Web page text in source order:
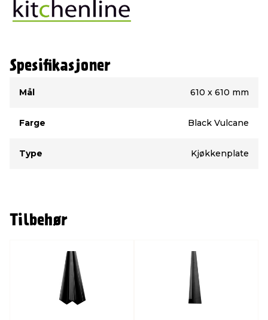
Spesifikasjoner
Mål
610 x 610 mm
Farge Black Vulcane
Type Kjøkkenplate
Tilbehør